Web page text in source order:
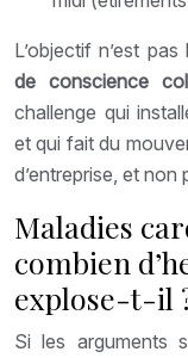
L’objectif n’est
de conscience
challenge qui
et qui fait du
d’entreprise, et
Maladies
combien
explose-t-il
Si les arguments